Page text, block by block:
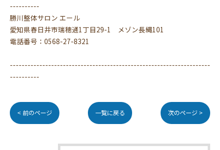
----------
勝川整体サロン エール
愛知県春日井市瑞穂通1丁目29-1 メゾン長縄101
電話番号：0568-27-8321
--------------------------------------------------------------------
----------
< 前のページ 一覧に戻る 次のページ >